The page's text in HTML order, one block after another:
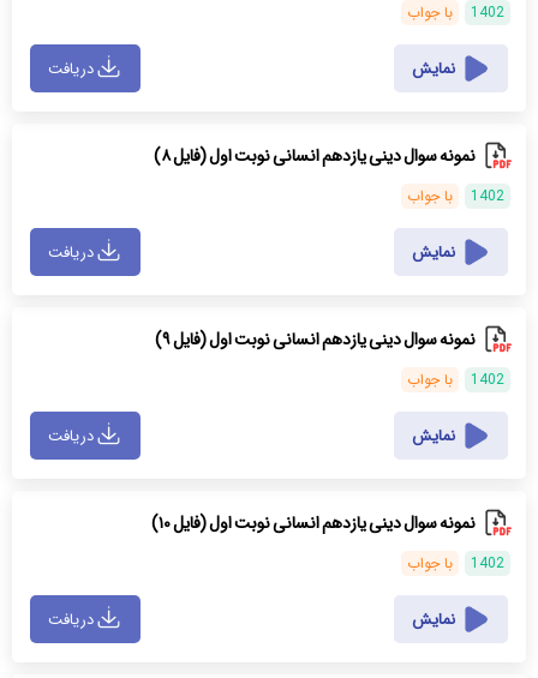
1402 با جواب
نمایش دریافت
نمونه سوال دینی یازدهم انسانی نوبت اول (فایل ۸)
1402 با جواب
نمایش دریافت
نمونه سوال دینی یازدهم انسانی نوبت اول (فایل ۹)
1402 با جواب
نمایش دریافت
نمونه سوال دینی یازدهم انسانی نوبت اول (فایل ۱۰)
1402 با جواب
نمایش دریافت